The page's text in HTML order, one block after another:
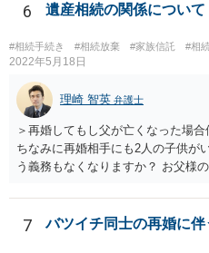
6 遺産相続の関係について
#相続手続き #相続放棄 #家族信託 #相
2022年5月18日
理崎 智英 弁護士
＞再婚してもし父が亡くなった場
ちなみに再婚相手にも2人の子供が
う義務もなくなりますか？ お父様
戸籍がどこにあるのかは関係あり
たことを知ってから３か月以内に
7 バツイチ同士の再婚に